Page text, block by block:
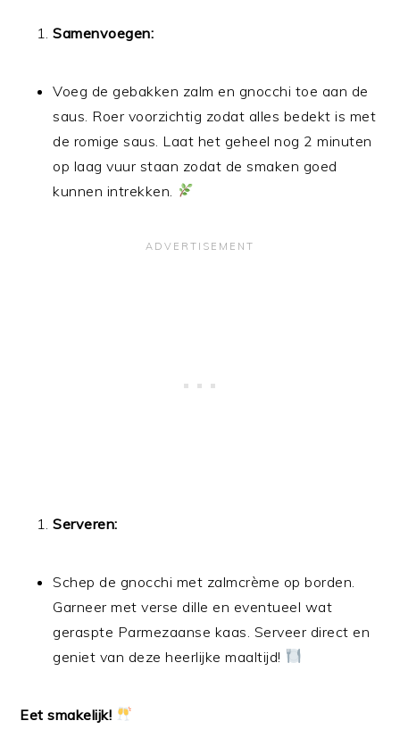
Samenvoegen:
Voeg de gebakken zalm en gnocchi toe aan de
saus. Roer voorzichtig zodat alles bedekt is met
de romige saus. Laat het geheel nog 2 minuten
op laag vuur staan zodat de smaken goed
kunnen intrekken.
Serveren:
Schep de gnocchi met zalmcrème op borden.
Garneer met verse dille en eventueel wat
geraspte Parmezaanse kaas. Serveer direct en
geniet van deze heerlijke maaltijd!
Eet smakelijk!